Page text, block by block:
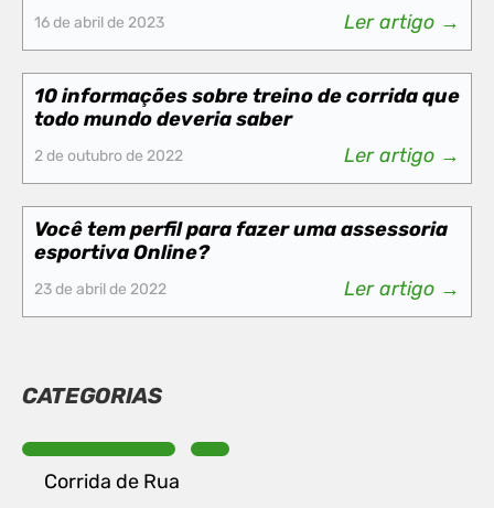
16 de abril de 2023 Ler artigo →
10 informações sobre treino de corrida que
todo mundo deveria saber
2 de outubro de 2022 Ler artigo →
Você tem perfil para fazer uma assessoria
esportiva Online?
23 de abril de 2022 Ler artigo →
CATEGORIAS
Corrida de Rua